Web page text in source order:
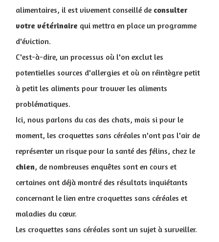
alimentaires, il est vivement conseillé de consulter
votre vétérinaire qui mettra en place un programme
d'éviction.
C'est-à-dire, un processus où l'on exclut les
potentielles sources d'allergies et où on réintègre petit
à petit les aliments pour trouver les aliments
problématiques.
Ici, nous parlons du cas des chats, mais si pour le
moment, les croquettes sans céréales n'ont pas l'air de
représenter un risque pour la santé des félins, chez le
chien, de nombreuses enquêtes sont en cours et
certaines ont déjà montré des résultats inquiétants
concernant le lien entre croquettes sans céréales et
maladies du cœur.
Les croquettes sans céréales sont un sujet à surveiller.